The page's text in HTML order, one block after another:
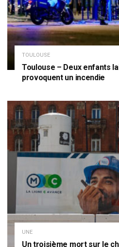
TOULOUSE
Toulouse – Deux enfants
provoquent un incendie
UNE
Un troisième mort sur le